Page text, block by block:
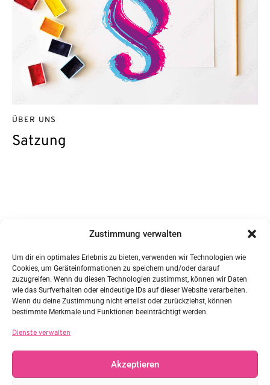
Zustimmung verwalten
Um dir ein optimales Erlebnis zu bieten, verwenden wir Technologien wie
Cookies, um Geräteinformationen zu speichern und/oder darauf
zuzugreifen. Wenn du diesen Technologien zustimmst, können wir Daten
wie das Surfverhalten oder eindeutige IDs auf dieser Website verarbeiten.
Wenn du deine Zustimmung nicht erteilst oder zurückziehst, können
bestimmte Merkmale und Funktionen beeinträchtigt werden.
Dienste verwalten
Akzeptieren
Satzung
ÜBER UNS
Nr. 1 1/5
85617 Steinkirchen
Vertreten durch:
Sabine Ziegler
sabine.ziegler@daggws.de
Steuernummer: 114/107/60098
Links